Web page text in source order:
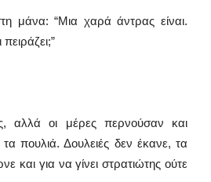
μάνα: “Μια χαρά άντρας είναι.
αλλά οι μέρες περνούσαν και
τα πουλιά. Δουλειές δεν έκανε, τα
και για να γίνει στρατιώτης ούτε